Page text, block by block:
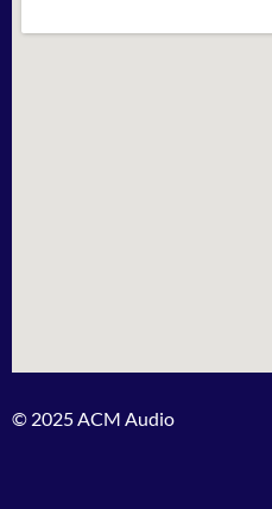
© 2025 ACM Audio